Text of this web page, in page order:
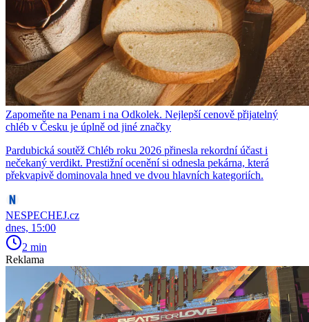
Zapomeňte na Penam i na Odkolek. Nejlepší cenově přijatelný
chléb v Česku je úplně od jiné značky
Pardubická soutěž Chléb roku 2026 přinesla rekordní účast i
nečekaný verdikt. Prestižní ocenění si odnesla pekárna, která
překvapivě dominovala hned ve dvou hlavních kategoriích.
NESPECHEJ.cz
dnes, 15:00
2 min
Reklama